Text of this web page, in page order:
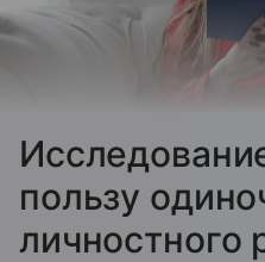
пользу
личностного